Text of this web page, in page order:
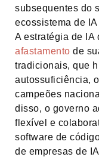
subsequentes do
ecossistema de
A estratégia de IA
afastamento de
tradicionais, que
autossuficiência,
campeões
disso, o governo
flexível e
software de
de empresas de